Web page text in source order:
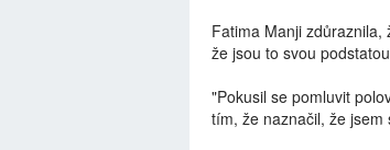
Fatima Manji
že jsou to svou
"Pokusil se pomluvit
tím, že naznačil, že